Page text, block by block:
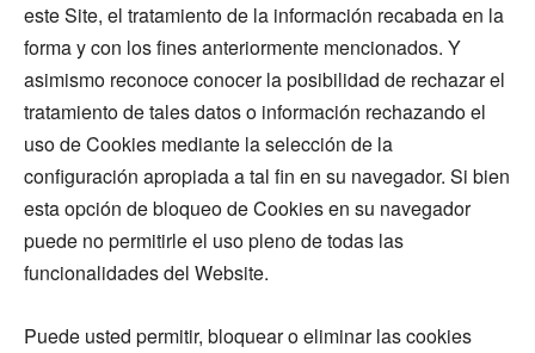
este Site, el tratamiento de la información recabada en la
forma y con los fines anteriormente mencionados. Y
asimismo reconoce conocer la posibilidad de rechazar el
tratamiento de tales datos o información rechazando el
uso de Cookies mediante la selección de la
configuración apropiada a tal fin en su navegador. Si bien
esta opción de bloqueo de Cookies en su navegador
puede no permitirle el uso pleno de todas las
funcionalidades del Website.
Puede usted permitir, bloquear o eliminar las cookies